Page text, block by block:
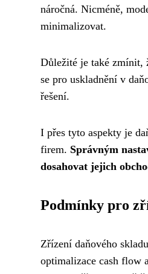
náročná. Nicméně,
minimalizovat.
Důležité je také zmínit,
se pro uskladnění v
řešení.
I přes tyto aspekty je
firem. Správným
dosahovat jejich
Podmínky pro
Zřízení daňového
optimalizace cash flow